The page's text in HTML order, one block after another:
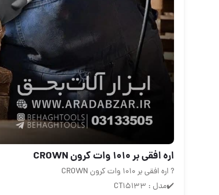
اره افقی بر ۱۰۱۰ وات کرون CROWN
? اره افقی بر ۱۰۱۰ وات کرون CROWN
✔️مدل : CT15133